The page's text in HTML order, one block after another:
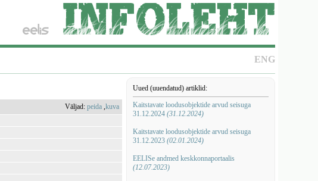
ENG
Uued (uuendatud) artiklid:
Kaitstavate loodusobjektide arvud seisuga
31.12.2024 (31.12.2024)
Kaitstavate loodusobjektide arvud seisuga
31.12.2023 (02.01.2024)
EELISe andmed keskkonnaportaalis
(12.07.2023)
Väljad:peida ,kuva